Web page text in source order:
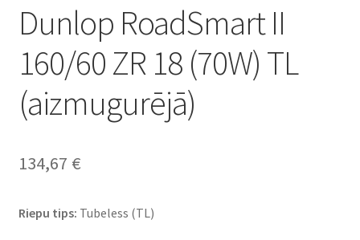
Dunlop RoadSmart II
160/60 ZR 18 (70W) TL
(aizmugurējā)
134,67 €
Riepu tips: Tubeless (TL)